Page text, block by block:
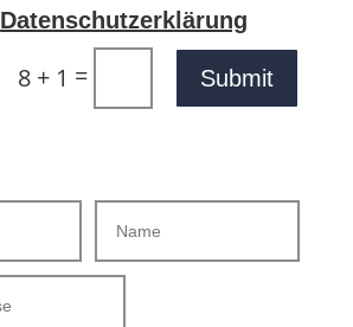
Datenschutzerklärung
8 + 1 = Submit